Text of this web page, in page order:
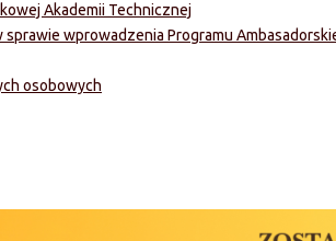
Akademii Technicznej
wprowadzenia Programu
osobowych